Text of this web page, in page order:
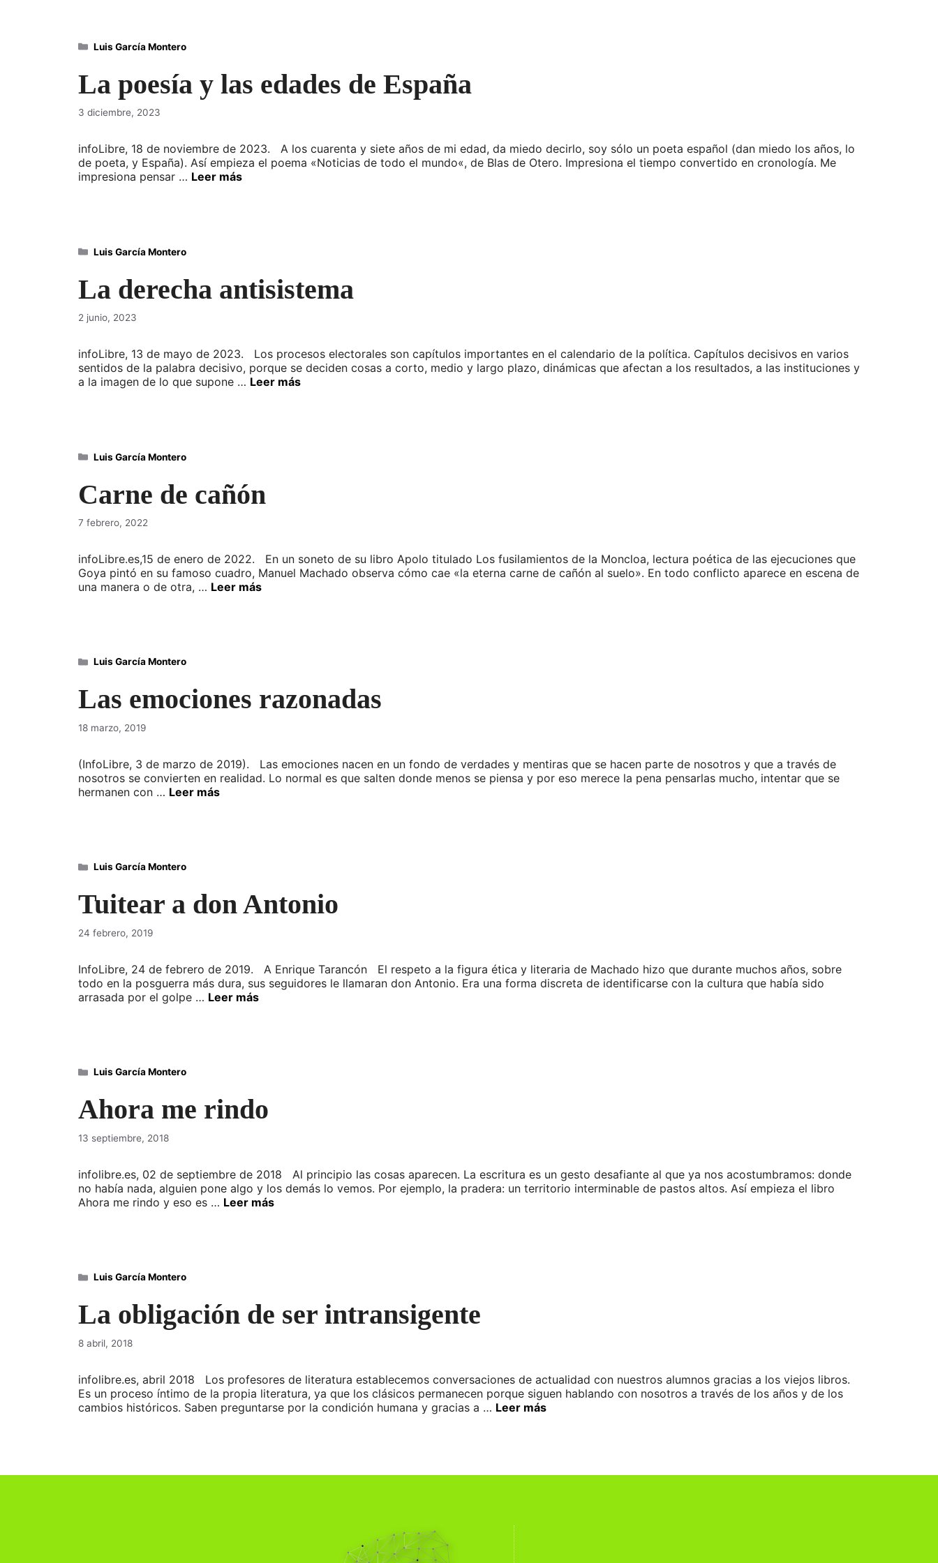
La poesía y las edades de España
3 diciembre, 2023
infoLibre, 18 de noviembre de 2023. A los cuarenta y siete años de mi edad, da miedo decirlo, soy sólo un poeta español (dan miedo los años, lo
de poeta, y España). Así empieza el poema «Noticias de todo el mundo«, de Blas de Otero. Impresiona el tiempo convertido en cronología. Me
impresiona pensar … Leer más
Categorías
Luis García Montero
La derecha antisistema
2 junio, 2023
infoLibre, 13 de mayo de 2023. Los procesos electorales son capítulos importantes en el calendario de la política. Capítulos decisivos en varios
sentidos de la palabra decisivo, porque se deciden cosas a corto, medio y largo plazo, dinámicas que afectan a los resultados, a las instituciones y
a la imagen de lo que supone … Leer más
Categorías
Luis García Montero
Carne de cañón
7 febrero, 2022
infoLibre.es,15 de enero de 2022. En un soneto de su libro Apolo titulado Los fusilamientos de la Moncloa, lectura poética de las ejecuciones que
Goya pintó en su famoso cuadro, Manuel Machado observa cómo cae «la eterna carne de cañón al suelo». En todo conflicto aparece en escena de
una manera o de otra, … Leer más
Categorías
Luis García Montero
Las emociones razonadas
18 marzo, 2019
(InfoLibre, 3 de marzo de 2019). Las emociones nacen en un fondo de verdades y mentiras que se hacen parte de nosotros y que a través de
nosotros se convierten en realidad. Lo normal es que salten donde menos se piensa y por eso merece la pena pensarlas mucho, intentar que se
hermanen con … Leer más
Categorías
Luis García Montero
Tuitear a don Antonio
24 febrero, 2019
InfoLibre, 24 de febrero de 2019. A Enrique Tarancón El respeto a la figura ética y literaria de Machado hizo que durante muchos años, sobre
todo en la posguerra más dura, sus seguidores le llamaran don Antonio. Era una forma discreta de identificarse con la cultura que había sido
arrasada por el golpe … Leer más
Categorías
Luis García Montero
Ahora me rindo
13 septiembre, 2018
infolibre.es, 02 de septiembre de 2018 Al principio las cosas aparecen. La escritura es un gesto desafiante al que ya nos acostumbramos: donde
no había nada, alguien pone algo y los demás lo vemos. Por ejemplo, la pradera: un territorio interminable de pastos altos. Así empieza el libro
Ahora me rindo y eso es … Leer más
Categorías
Luis García Montero
La obligación de ser intransigente
8 abril, 2018
infolibre.es, abril 2018 Los profesores de literatura establecemos conversaciones de actualidad con nuestros alumnos gracias a los viejos libros.
Es un proceso íntimo de la propia literatura, ya que los clásicos permanecen porque siguen hablando con nosotros a través de los años y de los
cambios históricos. Saben preguntarse por la condición humana y gracias a … Leer más
Categorías
Luis García Montero